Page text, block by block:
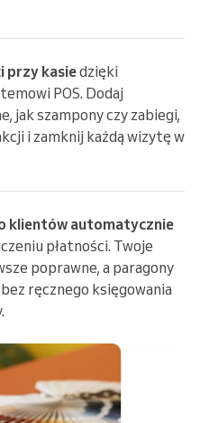
przy kasiedzięki
POS. Dodaj
jak szampony czy zabiegi,
i zamknij każdą wizytę w
klientów automatycznie
płatności. Twoje
poprawne, a paragony
ręcznego księgowania